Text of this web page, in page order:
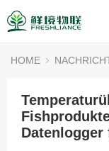
HOME